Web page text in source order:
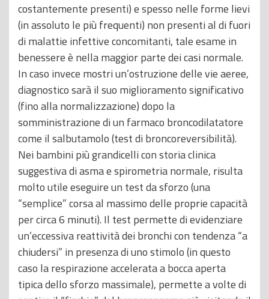
costantemente presenti) e spesso nelle forme lievi
(in assoluto le più frequenti) non presenti al di fuori
di malattie infettive concomitanti, tale esame in
benessere è nella maggior parte dei casi normale.
In caso invece mostri un’ostruzione delle vie aeree,
diagnostico sarà il suo miglioramento significativo
(fino alla normalizzazione) dopo la
somministrazione di un farmaco broncodilatatore
come il salbutamolo (test di broncoreversibilità).
Nei bambini più grandicelli con storia clinica
suggestiva di asma e spirometria normale, risulta
molto utile eseguire un test da sforzo (una
“semplice” corsa al massimo delle proprie capacità
per circa 6 minuti). Il test permette di evidenziare
un’eccessiva reattività dei bronchi con tendenza “a
chiudersi” in presenza di uno stimolo (in questo
caso la respirazione accelerata a bocca aperta
tipica dello sforzo massimale), permette a volte di